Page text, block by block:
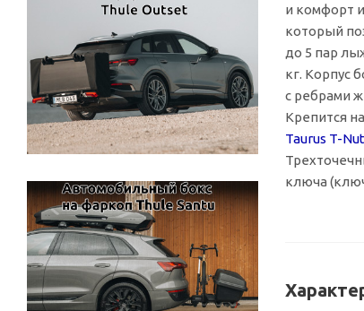
и комфорт
который
до 5 пар
кг. Корпус
с ребрами
Крепится
Taurus T-Nut
ключа